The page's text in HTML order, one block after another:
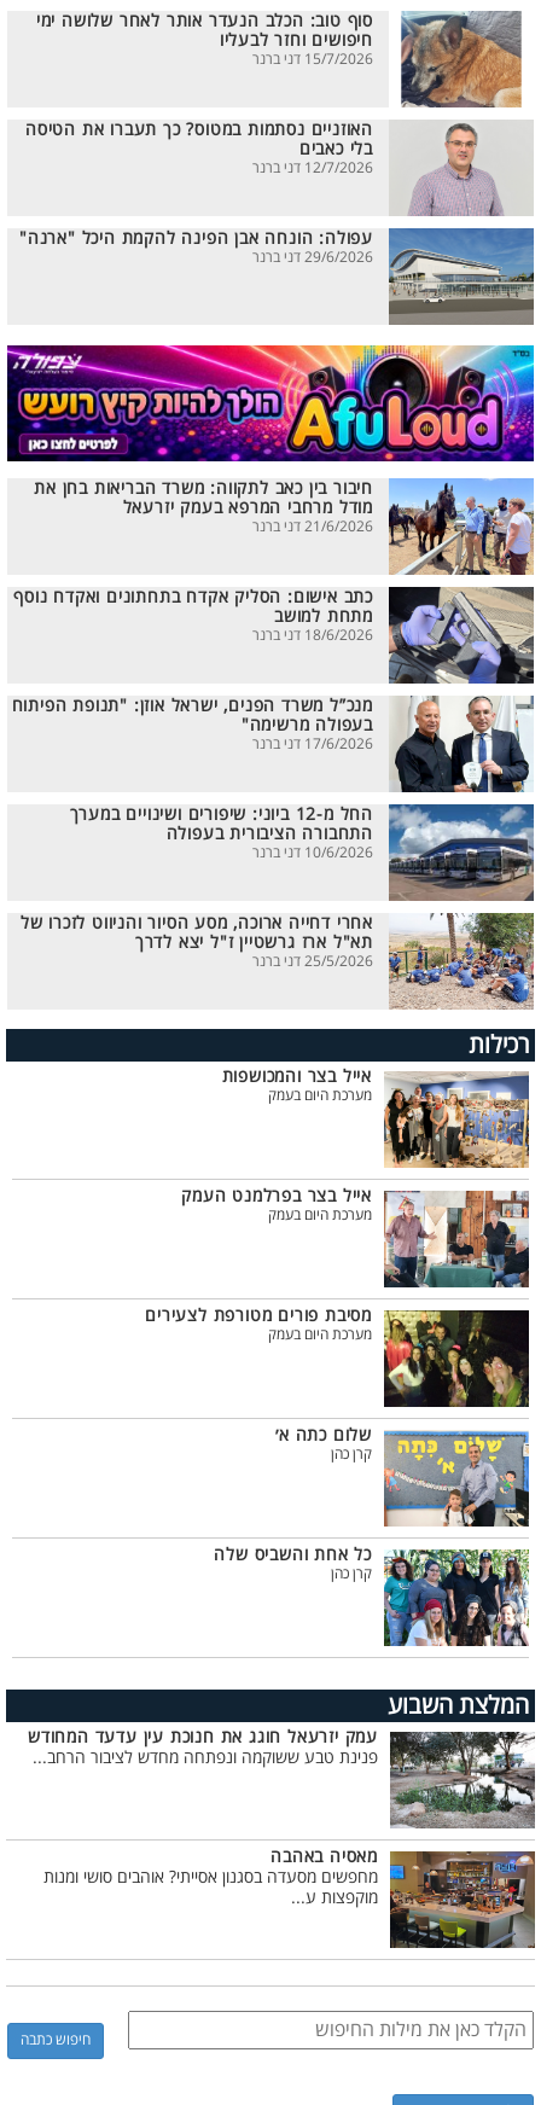
סוף טוב: הכלב הנעדר אותר לאחר שלושה ימי
חיפושים וחזר לבעליו
15/7/2026 דני ברנר
האוזניים נסתמות במטוס? כך תעברו את הטיסה
בלי כאבים
12/7/2026 דני ברנר
עפולה: הונחה אבן הפינה להקמת היכל "ארנה"
29/6/2026 דני ברנר
חיבור בין כאב לתקווה: משרד הבריאות בחן את
מודל מרחבי המרפא בעמק יזרעאל
21/6/2026 דני ברנר
כתב אישום: הסליק אקדח בתחתונים ואקדח נוסף
מתחת למושב
18/6/2026 דני ברנר
מנכ”ל משרד הפנים, ישראל אוזן: "תנופת הפיתוח
בעפולה מרשימה"
17/6/2026 דני ברנר
החל מ-12 ביוני: שיפורים ושינויים במערך
התחבורה הציבורית בעפולה
10/6/2026 דני ברנר
אחרי דחייה ארוכה, מסע הסיור והניווט לזכרו של
תא"ל ארז גרשטיין ז"ל יצא לדרך
25/5/2026 דני ברנר
רכילות
אייל בצר והמכושפות
מערכת היום בעמק
אייל בצר בפרלמנט העמק
מערכת היום בעמק
מסיבת פורים מטורפת לצעירים
מערכת היום בעמק
שלום כתה א׳
קרן כהן
כל אחת והשביס שלה
קרן כהן
המלצת השבוע
עמק יזרעאל חוגג את חנוכת עין עדעד המחודש
פנינת טבע ששוקמה ונפתחה מחדש לציבור הרחב...
מאסיה באהבה
מחפשים מסעדה בסגנון אסייתי? אוהבים סושי ומנות
מוקפצות ע...